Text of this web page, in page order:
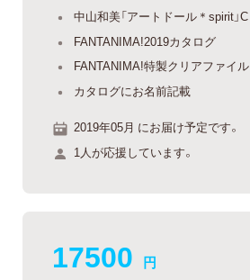
中山和美「アートドール＊spirit」C
FANTANIMA!2019カタログ
FANTANIMA!特製クリアファイル
カタログにお名前記載
2019年05月 にお届け予定です。
1人が応援しています。
17500 円